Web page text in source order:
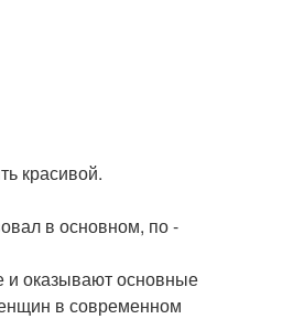
красивой.
в основном, по -
и оказывают основные
в современном